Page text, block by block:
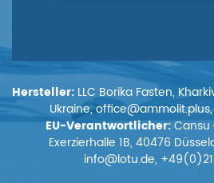
Hersteller: LLC Borika Fasten,
Ukraine,
EU-Verantwortlicher:Cansu
Exerzierhalle 1B, 40476
info@lotu.de,